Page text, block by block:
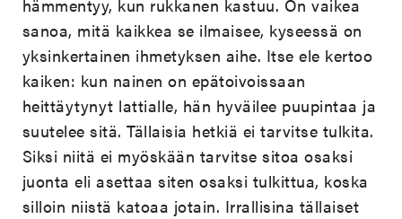
hämmentyy, kun rukkanen kastuu. On vaikea
sanoa, mitä kaikkea se ilmaisee, kyseessä on
yksinkertainen ihmetyksen aihe. Itse ele kertoo
kaiken: kun nainen on epätoivoissaan
heittäytynyt lattialle, hän hyväilee puupintaa ja
suutelee sitä. Tällaisia hetkiä ei tarvitse tulkita.
Siksi niitä ei myöskään tarvitse sitoa osaksi
juonta eli asettaa siten osaksi tulkittua, koska
silloin niistä katoaa jotain. Irrallisina tällaiset